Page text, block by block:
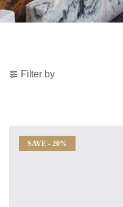
Filter by
SAVE - 20%